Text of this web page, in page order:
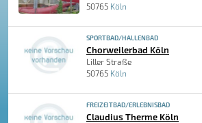
50765 Köln
SPORTBAD/HALLENBAD
Chorweilerbad Köln
Liller Straße
50765 Köln
FREIZEITBAD/ERLEBNISBAD
Claudius Therme Köln